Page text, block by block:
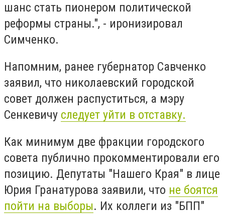
шанс стать пионером политической
реформы страны.", - иронизировал
Симченко.
Напомним, ранее губернатор Савченко
заявил, что николаевский городской
совет должен распуститься, а мэру
Сенкевичу следует уйти в отставку.
Как минимум две фракции городского
совета публично прокомментировали его
позицию. Депутаты "Нашего Края" в лице
Юрия Гранатурова заявили, что не боятся
пойти на выборы. Их коллеги из "БПП"